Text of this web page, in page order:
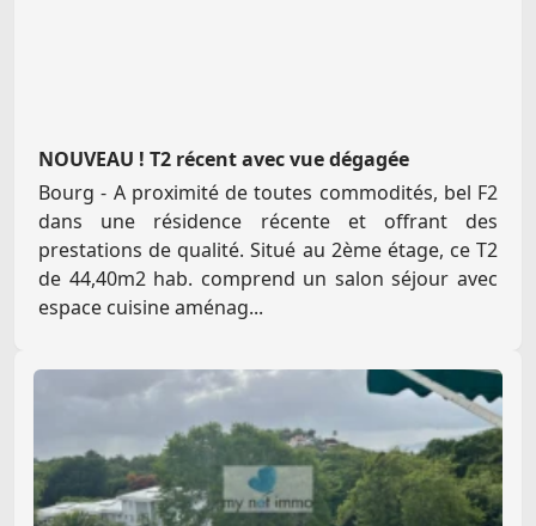
NOUVEAU ! T2 récent avec vue dégagée
Bourg - A proximité de toutes commodités, bel F2
dans une résidence récente et offrant des
prestations de qualité. Situé au 2ème étage, ce T2
de 44,40m2 hab. comprend un salon séjour avec
espace cuisine aménag...